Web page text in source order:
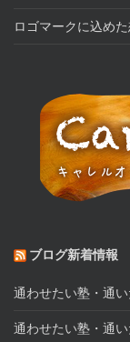
ロゴマークに込め
ブログ新着情報
通わせたい塾・通
通わせたい塾・通